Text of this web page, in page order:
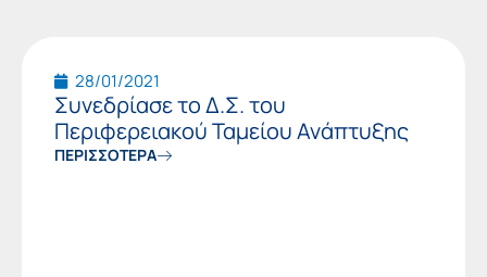
28/01/2021
Συνεδρίασε το Δ.Σ. του
Περιφερειακού Ταμείου Ανάπτυξης
ΠΕΡΙΣΣΟΤΕΡΑ